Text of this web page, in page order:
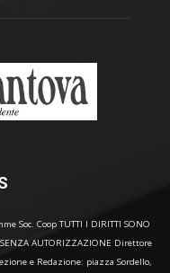
Soc. Coop TUTTI I DIRITTI SONO
SENZA AUTORIZZAZIONE Direttore
e Redazione: piazza Sordello,